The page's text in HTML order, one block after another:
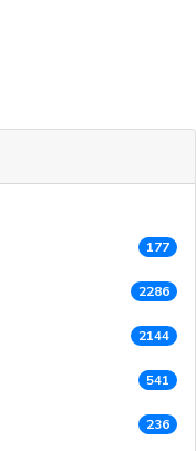
177
2286
2144
541
236